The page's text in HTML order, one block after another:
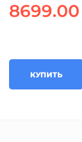
КУПИТЬ